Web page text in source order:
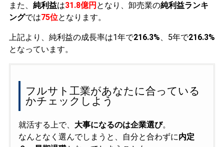
また、 純利益は31.8億円 となり、卸売業の純利益ランキ
ングでは75位となります。
上記より、純利益の成長率は1年で216.3%、5年で216.3%
となっています。
フルサト工業があなたに合っている
かチェックしよう
就活する上で、 大事になるのは企業選び。
なんとなく選んでしまうと、自分と合わずに内定